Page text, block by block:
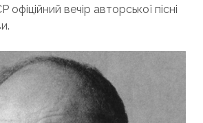
офіційний вечір авторської пісні